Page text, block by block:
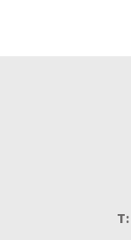
T: